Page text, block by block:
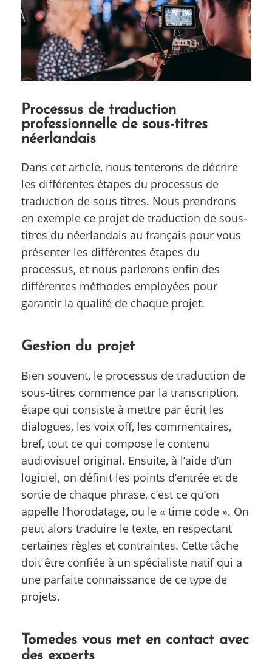
Processus de traduction
professionnelle de sous-titres
néerlandais
Dans cet article, nous tenterons de décrire
les différentes étapes du processus de
traduction de sous titres. Nous prendrons
en exemple ce projet de traduction de sous-
titres du néerlandais au français pour vous
présenter les différentes étapes du
processus, et nous parlerons enfin des
différentes méthodes employées pour
garantir la qualité de chaque projet.
Gestion du projet
Bien souvent, le processus de traduction de
sous-titres commence par la transcription,
étape qui consiste à mettre par écrit les
dialogues, les voix off, les commentaires,
bref, tout ce qui compose le contenu
audiovisuel original. Ensuite, à l’aide d’un
logiciel, on définit les points d’entrée et de
sortie de chaque phrase, c’est ce qu’on
appelle l’horodatage, ou le « time code ». On
peut alors traduire le texte, en respectant
certaines règles et contraintes. Cette tâche
doit être confiée à un spécialiste natif qui a
une parfaite connaissance de ce type de
projets.
Tomedes vous met en contact avec
des experts